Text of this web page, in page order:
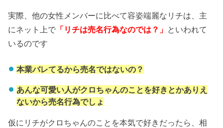
実際、他の女性メンバーに比べて容姿端麗なリチは、主
にネット上で 「リチは売名行為なのでは？」 といわれて
いるのです
本業バレてるから売名ではないの？
あんな可愛い人がクロちゃんのことを好きとかありえ
ないから売名行為でしょ
仮にリチがクロちゃんのことを本気で好きだったら、相